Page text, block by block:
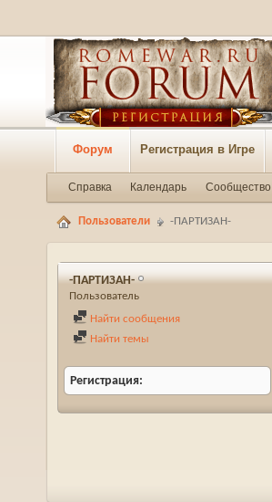
Форум Регистрация в Игре
Справка Календарь Сообщество
Пользователи -ПАРТИЗАН-
-ПАРТИЗАН-
Пользователь
Найти сообщения
Найти темы
Регистрация